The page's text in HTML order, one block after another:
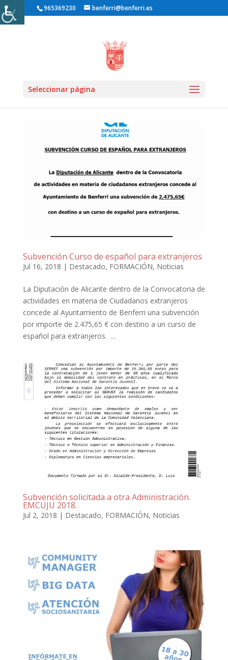
965369230 benferri@benferri.es
Seleccionar página
Inicio1»Noticias» FORMACIÓN
Subvención Curso de español para extranjeros
Jul 16, 2018 | Destacado, FORMACIÓN, Noticias
La Diputación de Alicante dentro de la Convocatoria de
actividades en materia de Ciudadanos extranjeros
concede al Ayuntamiento de Benferri una subvención
por importe de 2.475,65 € con destino a un curso de
español para extranjeros. ...
Subvención solicitada a otra Administración.
EMCUJU 2018.
Jul 2, 2018 | Destacado, FORMACIÓN, Noticias